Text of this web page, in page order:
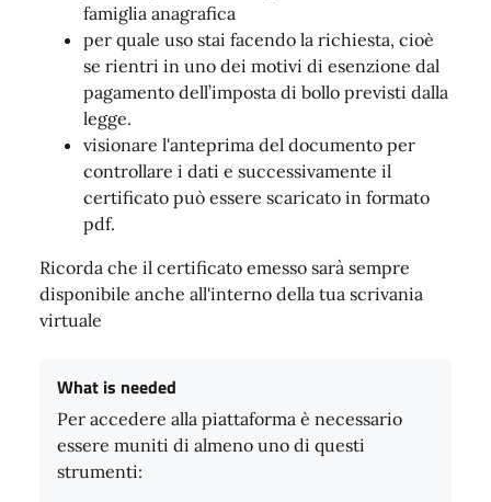
famiglia anagrafica
per quale uso stai facendo la richiesta, cioè
se rientri in uno dei motivi di esenzione dal
pagamento dell’imposta di bollo previsti dalla
legge.
visionare l'anteprima del documento per
controllare i dati e successivamente il
certificato può essere scaricato in formato
pdf.
Ricorda che il certificato emesso sarà sempre
disponibile anche all'interno della tua scrivania
virtuale
What is needed
Per accedere alla piattaforma è necessario
essere muniti di almeno uno di questi
strumenti: